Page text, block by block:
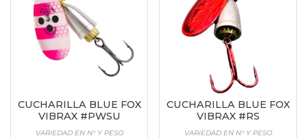
CUCHARILLA BLUE FOX
VIBRAX #PWSU
VARIEDAD EN N° Y PESO
CUCHARILLA BLUE FOX
VIBRAX #RS
VARIEDAD EN N° Y PESO